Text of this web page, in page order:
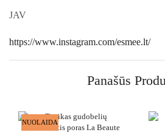
JAV
https://www.instagram.com/esmee.lt/
Panašūs
NUOLAIDA